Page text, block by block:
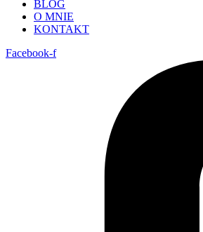
BLOG
O MNIE
KONTAKT
Facebook-f